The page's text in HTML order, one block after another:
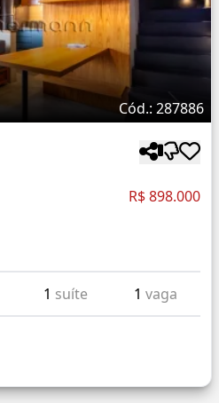
Cód.: 287886
R$ 898.000
1 suíte 1 vaga